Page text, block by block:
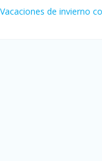
En un partidazo,
Vacaciones de invierno